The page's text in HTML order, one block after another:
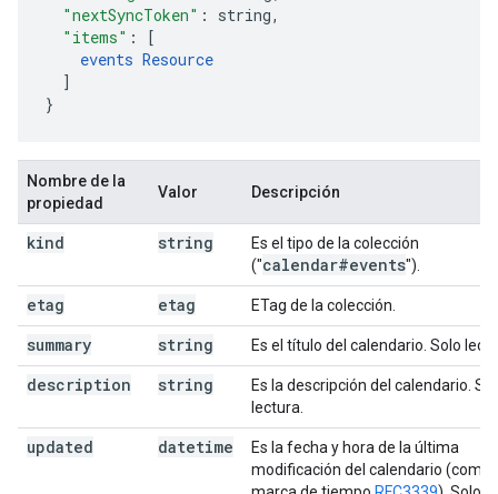
"nextSyncToken" : string,
"items" :
[
events Resource
]
}
Nombre de la
propiedad
Valor Descripción
kind string
Es el tipo de la colección
("calendar#events").
etag etag ETag de la colección.
summary string Es el título del calendario. Solo
description string
Es la descripción del calendario.
lectura.
updated datetime
Es la fecha y hora de la última
modificación del calendario (como